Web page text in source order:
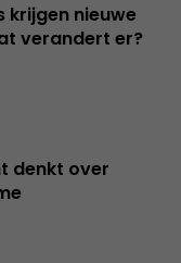
krijgen nieuwe
verandert er?
denkt over